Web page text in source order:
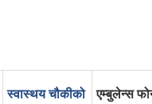
स्वास्थय चौकीको
एम्बुलेन्स